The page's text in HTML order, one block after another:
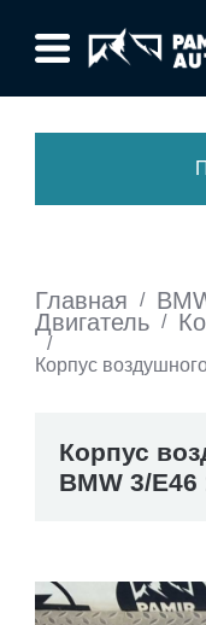
Главная /
Двигатель /
/
Корпус
Корпус
BMW 3/E46